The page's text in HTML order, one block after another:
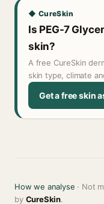
◆ CureSkin
Is PEG-7
skin?
A free CureSkin
skin type, climate
Get a free skin
How we analyse · Not
by CureSkin.